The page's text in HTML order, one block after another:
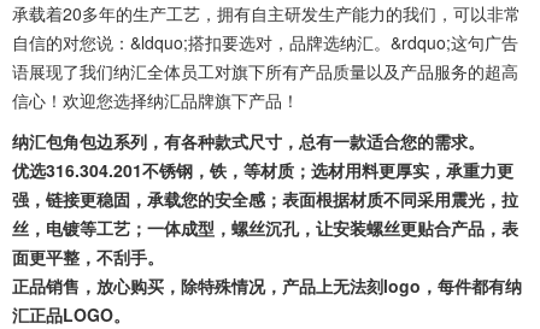
承载着20多年的生产工艺，拥有自主研发生产能力的我们，可以非常
自信的对您说：&ldquo;搭扣要选对，品牌选纳汇。&rdquo;这句广告
语展现了我们纳汇全体员工对旗下所有产品质量以及产品服务的超高
信心！欢迎您选择纳汇品牌旗下产品！
纳汇包角包边系列，有各种款式尺寸，总有一款适合您的需求。
优选316.304.201不锈钢，铁，等材质；选材用料更厚实，承重力更
强，链接更稳固，承载您的安全感；表面根据材质不同采用震光，拉
丝，电镀等工艺；一体成型，螺丝沉孔，让安装螺丝更贴合产品，表
面更平整，不刮手。
正品销售，放心购买，除特殊情况，产品上无法刻logo，每件都有纳
汇正品LOGO。